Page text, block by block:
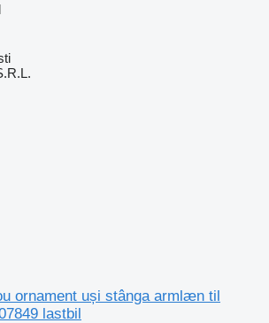
ornament uși stânga armlæn til
lastbil